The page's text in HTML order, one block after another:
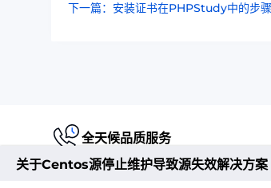
下一篇：安装证书在PHPStudy中的步骤
全天候品质服务
关于Centos源停止维护导致源失效解决方案